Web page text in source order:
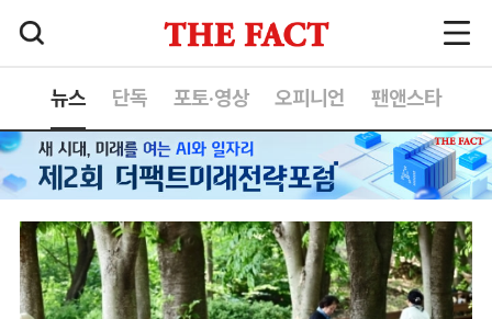
뉴스 단독 포토·영상 오피니언 팬앤스타